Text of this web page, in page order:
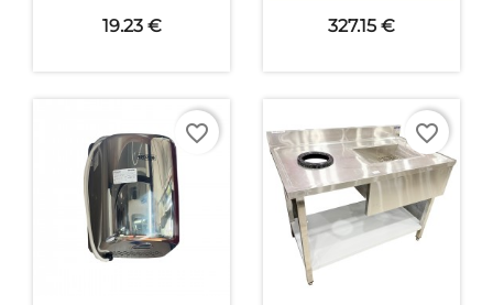
19.23 €
327.15 €
favorite_border favorite_border